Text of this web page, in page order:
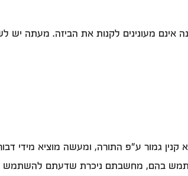
אינם מעונינים לקנות את הביזה. מעתה יש
גמור ע"פ התורה, ומעשה מוציא מידי
בהם, מחשבתם ניכרת שדעתם להשתמש